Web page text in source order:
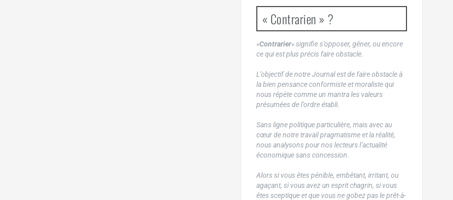
« Contrarien » ?
«Contrarier» signifie s’opposer, gêner, ou encore
ce qui est plus précis faire obstacle.
L’objectif de notre Journal est de faire obstacle à
la bien pensance conformiste et moraliste qui
nous répète comme un mantra les valeurs
présumées de l’ordre établi.
Sans ligne politique particulière, mais avec au
cœur de notre travail pragmatisme et la réalité,
nous analysons pour nos lecteurs l’actualité
économique sans concession.
Alors si vous êtes pénible, embêtant, irritant, ou
agaçant, si vous avez un esprit chagrin, si vous
êtes sceptique et que vous ne gobez pas le prêt-à-